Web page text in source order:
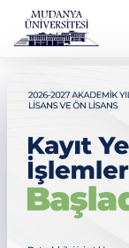
Kadro